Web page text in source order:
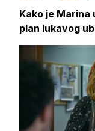
Kako je Marina
plan lukavog